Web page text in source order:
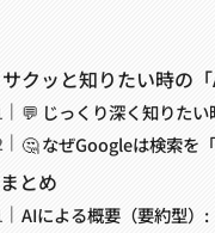
クッと知りたい時の
💬 じっくり深く知りたい
🤔 なぜGoogleは検索を
とめ
AIによる概要（要約型）: